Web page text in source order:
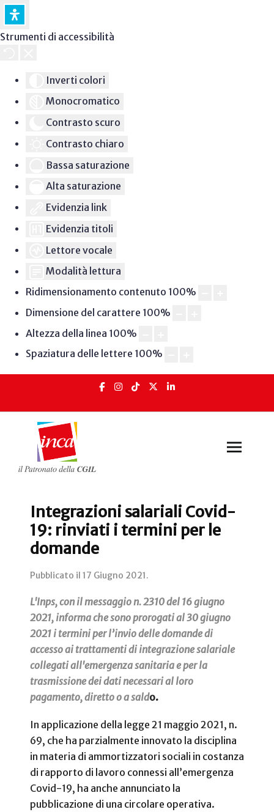
Strumenti di accessibilità
Inverti colori
Monocromatico
Contrasto scuro
Contrasto chiaro
Bassa saturazione
Alta saturazione
Evidenzia link
Evidenzia titoli
Lettore vocale
Modalità lettura
Ridimensionamento contenuto 100%
Dimensione del carattere 100%
Altezza della linea 100%
Spaziatura delle lettere 100%
Integrazioni salariali Covid-
19: rinviati i termini per le
domande
Pubblicato il 17 Giugno 2021.
L'Inps, con il messaggio n. 2310 del 16 giugno
2021, informa che sono prorogati al 30 giugno
2021 i termini per l’invio delle domande di
accesso ai trattamenti di integrazione salariale
collegati all'emergenza sanitaria e per la
trasmissione dei dati necessari al loro
pagamento, diretto o a saldo.
In applicazione della legge 21 maggio 2021, n.
69, che ha parzialmente innovato la disciplina
in materia di ammortizzatori sociali in costanza
di rapporto di lavoro connessi all’emergenza
Covid-19, ha anche annunciato la
pubblicazione di una circolare operativa.